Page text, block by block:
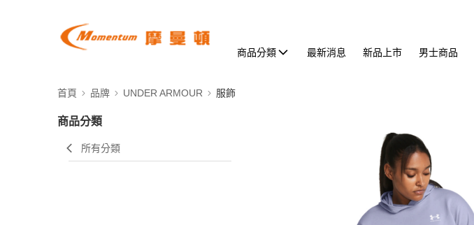
商品分類 最新消息 新品上市 男士商品
首頁 品牌 UNDER ARMOUR 服飾
商品分類
所有分類